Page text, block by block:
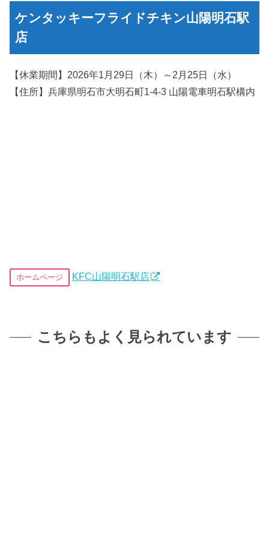
ケンタッキーフライドチキン山陽明石駅
店
【休業期間】2026年1月29日（木）～2月25日（水）
【住所】兵庫県明石市大明石町1-4-3 山陽電車明石駅構内
ホームページ KFC山陽明石駅店
こちらもよく見られています